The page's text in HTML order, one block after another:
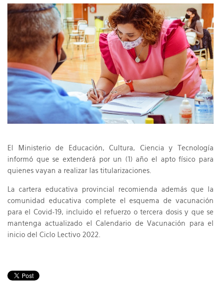
El Ministerio de Educación, Cultura, Ciencia y Tecnología
informó que se extenderá por un (1) año el apto físico para
quienes vayan a realizar las titularizaciones.
La cartera educativa provincial recomienda además que la
comunidad educativa complete el esquema de vacunación
para el Covid-19, incluido el refuerzo o tercera dosis y que se
mantenga actualizado el Calendario de Vacunación para el
inicio del Ciclo Lectivo 2022.